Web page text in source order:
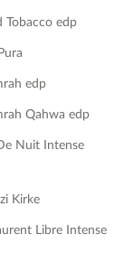
Tobacco edp
edp
Qahwa edp
Nuit Intense
Kirke
Libre Intense